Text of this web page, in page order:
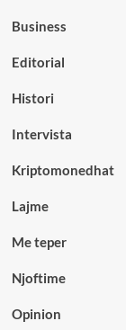
Business
Editorial
Histori
Intervista
Kriptomonedhat
Lajme
Me teper
Njoftime
Opinion